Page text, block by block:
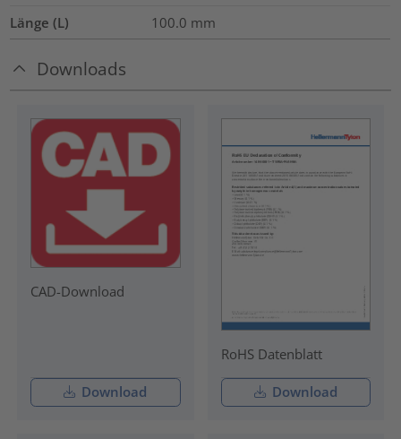
Länge (L)
100.0 mm
Downloads
CAD-Download
Download
RoHS Datenblatt
Download